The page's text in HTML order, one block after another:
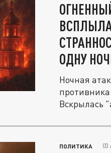
ОДНУ
Ночная
Вскрылась
ПОЛИТИКА 03